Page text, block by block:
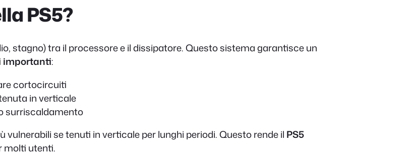
PS5?
stagno) tra il processore e il dissipatore. Questo sistema garantisce un
importanti:
cortocircuiti
in verticale
surriscaldamento
vulnerabili se tenuti in verticale per lunghi periodi. Questo rende il PS5
molti utenti.